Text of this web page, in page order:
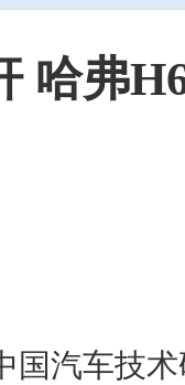
哈弗
国汽车技